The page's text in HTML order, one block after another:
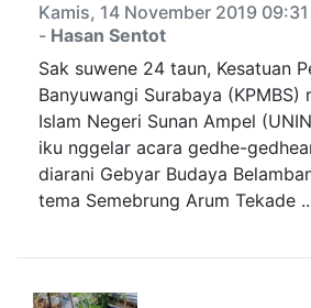
Kamis, 14 November 2019 09:31
- Hasan Sentot
Sak suwene 24 taun, Kesatuan
Banyuwangi Surabaya (KPMBS)
Islam Negeri Sunan Ampel
iku nggelar acara gedhe-
diarani Gebyar Budaya
tema Semebrung Arum Tekade